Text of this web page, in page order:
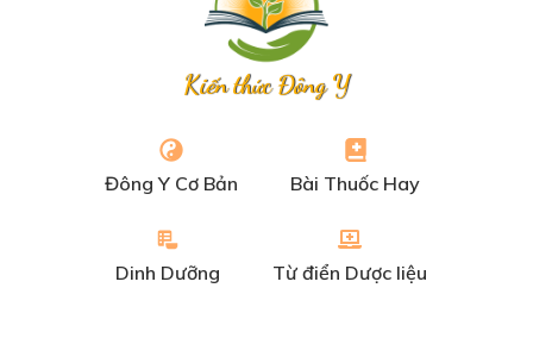
Kiến thức Đông Y
Đông Y Cơ Bản Bài Thuốc Hay
Dinh Dưỡng Từ điển Dược liệu